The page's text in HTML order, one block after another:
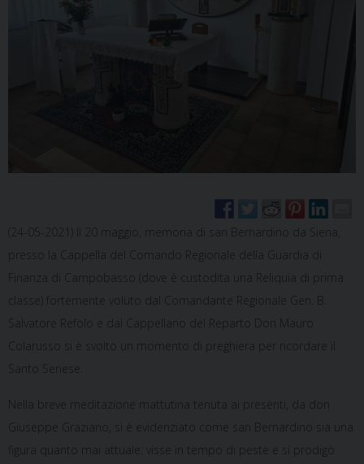
(24-05-2021) Il 20 maggio, memoria di san Bernardino da Siena,
presso la Cappella del Comando Regionale della Guardia di
Finanza di Campobasso (dove è custodita una Reliquia di prima
classe) fortemente voluto dal Comandante Regionale Gen. B.
Salvatore Refolo e dal Cappellano del Reparto Don Mauro
Colarusso si è svolto un momento di preghiera per ricordare il
Santo Senese.
Nella breve meditazione mattutina tenuta ai presenti, da don
Giuseppe Graziano, si è evidenziato come san Bernardino sia una
figura quanto mai attuale: visse in tempo di peste e si prodigò